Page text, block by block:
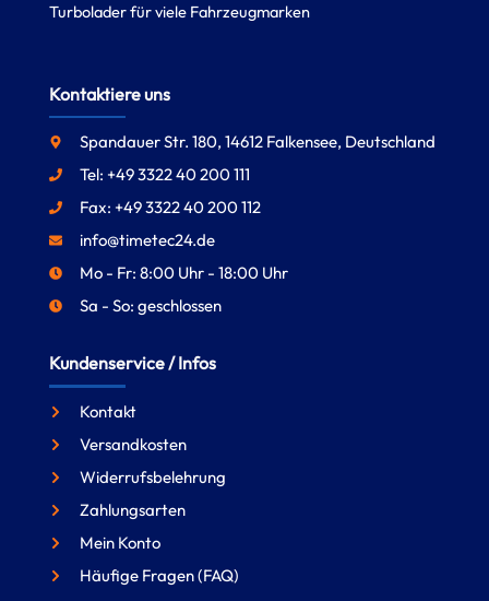
Turbolader für viele Fahrzeugmarken
Kontaktiere uns
Spandauer Str. 180, 14612 Falkensee, Deutschland
Tel: +49 3322 40 200 111
Fax: +49 3322 40 200 112
info@timetec24.de
Mo - Fr: 8:00 Uhr - 18:00 Uhr
Sa - So: geschlossen
Kundenservice / Infos
Kontakt
Versandkosten
Widerrufsbelehrung
Zahlungsarten
Mein Konto
Häufige Fragen (FAQ)